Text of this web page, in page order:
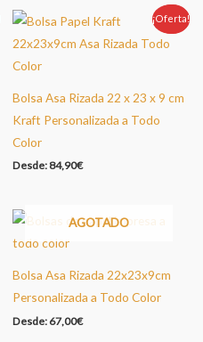
Oferta!
¡Oferta!
Bolsa Asa Rizada 22 x 23 x 9 cm
Kraft Personalizada a Todo
Color
Desde: 84,90€
AGOTADO
Bolsa Asa Rizada 22x23x9cm
Personalizada a Todo Color
Desde: 67,00€